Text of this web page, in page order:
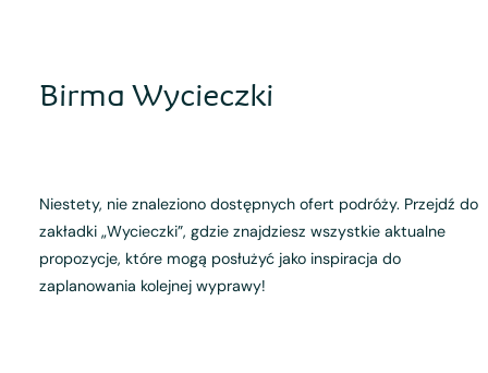
Birma Wycieczki
Niestety, nie znaleziono dostępnych ofert podróży. Przejdź do
zakładki „Wycieczki”, gdzie znajdziesz wszystkie aktualne
propozycje, które mogą posłużyć jako inspiracja do
zaplanowania kolejnej wyprawy!